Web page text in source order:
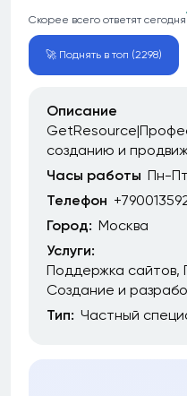
Скорее всего ответят сегодня
🚀 Поднять в топ (2298)
Описание
созданию и
Часы работы Пн-
Телефон
Город: Москва
Услуги:
Поддержка сайтов
Создание и
Тип: Частный